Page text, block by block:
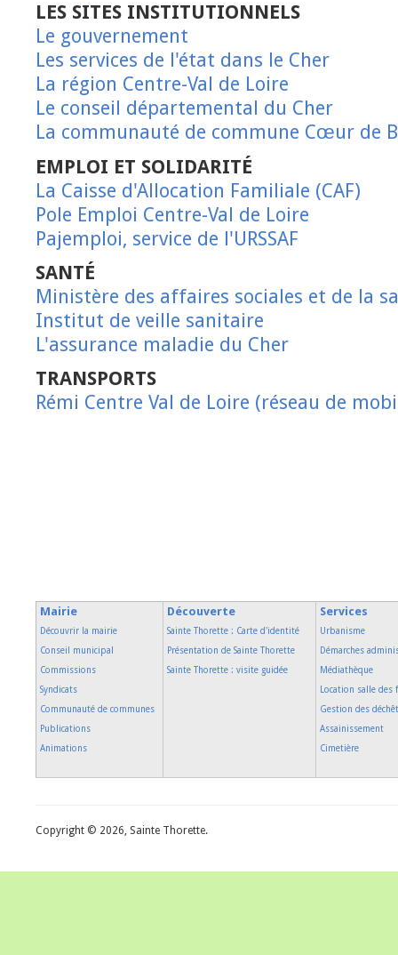
LES SITES INSTITUTIONNELS
Le gouvernement
Les services de l'état dans le Cher
La région Centre-Val de Loire
Le conseil départemental du Cher
La communauté de commune Cœur de
EMPLOI ET SOLIDARITÉ
La Caisse d'Allocation Familiale (CAF)
Pole Emploi Centre-Val de Loire
Pajemploi, service de l'URSSAF
SANTÉ
Ministère des affaires sociales et de la
Institut de veille sanitaire
L'assurance maladie du Cher
TRANSPORTS
Rémi Centre Val de Loire (réseau de
Mairie
Découvrir la mairie
Conseil municipal
Commissions
Syndicats
Communauté de communes
Publications
Animations
Découverte
Sainte Thorette : Carte d'identité
Présentation de Sainte Thorette
Sainte Thorette : visite guidée
Services
Urbanisme
Démarches
Médiathèque
Location salle des
Gestion des
Assainissement
Cimetière
Copyright © 2026, Sainte Thorette.